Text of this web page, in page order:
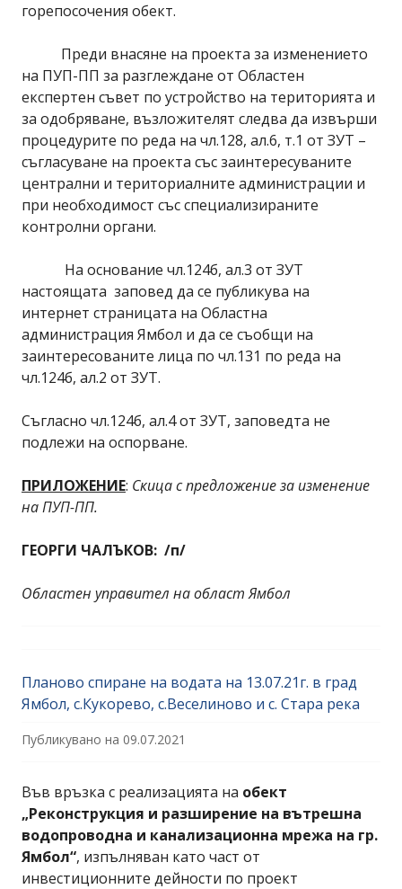
горепосочения обект.
Преди внасяне на проекта за изменението
на ПУП-ПП за разглеждане от Областен
експертен съвет по устройство на територията и
за одобряване, възложителят следва да извърши
процедурите по реда на чл.128, ал.6, т.1 от ЗУТ –
съгласуване на проекта със заинтересуваните
централни и териториалните администрации и
при необходимост със специализираните
контролни органи.
На основание чл.124б, ал.3 от ЗУТ
настоящата заповед да се публикува на
интернет страницата на Областна
администрация Ямбол и да се съобщи на
заинтересованите лица по чл.131 по реда на
чл.124б, ал.2 от ЗУТ.
Съгласно чл.124б, ал.4 от ЗУТ, заповедта не
подлежи на оспорване.
ПРИЛОЖЕНИЕ: Скица с предложение за изменение
на ПУП-ПП.
ГЕОРГИ ЧАЛЪКОВ: /п/
Областен управител на област Ямбол
Планово спиране на водата на 13.07.21г. в град
Ямбол, с.Кукорево, с.Веселиново и с. Стара река
Публикувано на 09.07.2021
Във връзка с реализацията на обект
„Реконструкция и разширение на вътрешна
водопроводна и канализационна мрежа на гр.
Ямбол“, изпълняван като част от
инвестиционните дейности по проект